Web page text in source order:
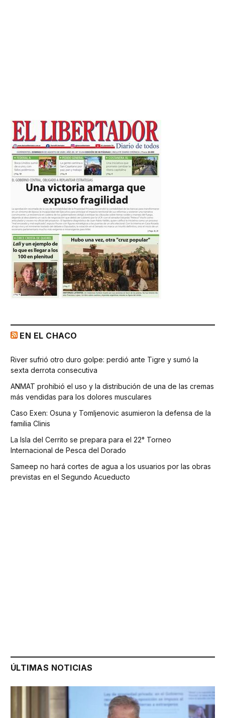
EN EL CHACO
River sufrió otro duro golpe: perdió ante Tigre y sumó la
sexta derrota consecutiva
ANMAT prohibió el uso y la distribución de una de las cremas
más vendidas para los dolores musculares
Caso Exen: Osuna y Tomljenovic asumieron la defensa de la
familia Clinis
La Isla del Cerrito se prepara para el 22° Torneo
Internacional de Pesca del Dorado
Sameep no hará cortes de agua a los usuarios por las obras
previstas en el Segundo Acueducto
ÚLTIMAS NOTICIAS